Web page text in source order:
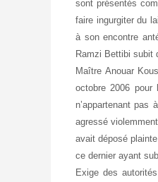
sont présentés
faire ingurgiter du
à son encontre
Ramzi Bettibi subit
Maître Anouar
octobre 2006
n’appartenant pas
agressé
avait déposé
ce dernier ayant
Exige des